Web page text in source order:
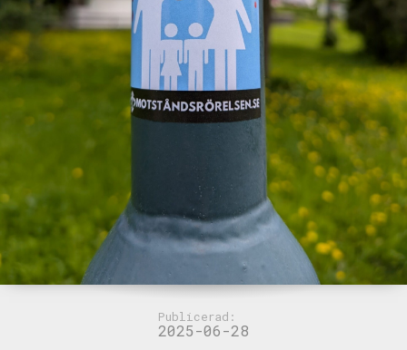
Publicerad:
2025-06-28